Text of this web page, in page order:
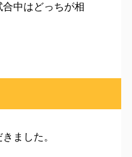
中はどっちが相
ました。